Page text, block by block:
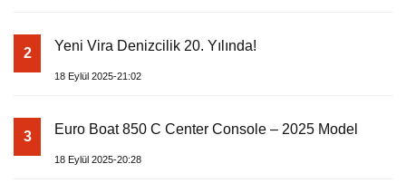
2 Yeni Vira Denizcilik 20. Yılında!
18 Eylül 2025-21:02
3 Euro Boat 850 C Center Console – 2025 Model
18 Eylül 2025-20:28